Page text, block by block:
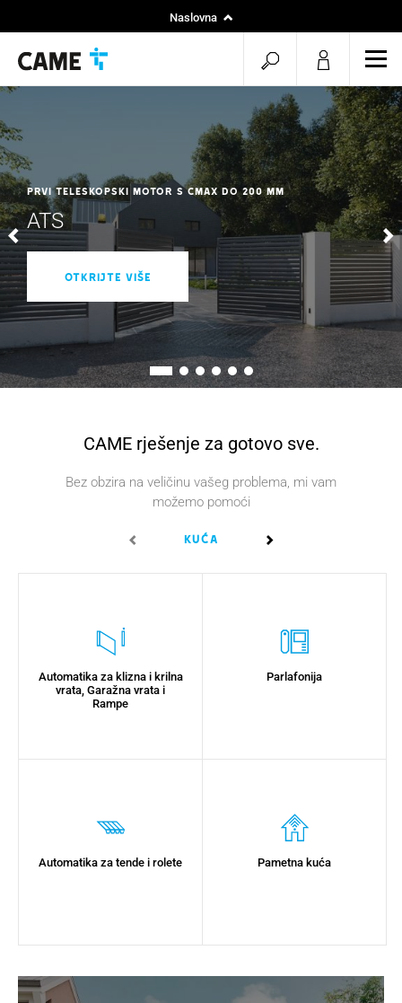
Naslovna
PRVI TELESKOPSKI MOTOR S CMAX DO 200 mm
ATS
OTKRIJTE VIŠE
CAME rješenje za gotovo sve.
Bez obzira na veličinu vašeg problema, mi vam
možemo pomoći
Kuća
Automatika za klizna i krilna
vrata, Garažna vrata i
Rampe
Parlafonija
Automatika za tende i rolete Pametna kuća